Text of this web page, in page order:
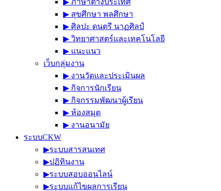
▶︎ ภาษาต่างประเทศ
▶︎ สุขศึกษา พลศึกษา
▶︎ ศิลปะ ดนตรี นาฏศิลป์
▶︎ วิทยาศาสตร์และเทคโนโลยี
▶︎ แนะแนว
เว็บกลุ่มงาน
▶︎ งานวัดและประเมินผล
▶︎ กิจการนักเรียน
▶︎ กิจกรรมพัฒนาผู้เรียน
▶︎ ห้องสมุด
▶︎ งานอนามัย
ระบบCKW
▶︎ระบบสารสนเทศ
▶︎ปฏิทินงาน
▶︎ระบบสอบออนไลน์
▶︎ระบบแก้ไขผลการเรียน